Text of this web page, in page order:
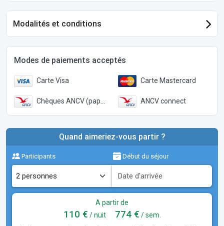
Modalités et conditions
Modes de paiements acceptés
Carte Visa Carte Mastercard
Chèques ANCV (papier) ANCV connect
Quand aimeriez-vous partir ?
Participants Début du séjour
A partir de
110 € / nuit 774 € / sem.